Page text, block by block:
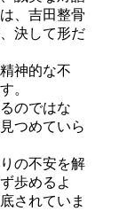
、吉田整骨
決して形だ
神的な不
。
のではな
つめていら
の不安を解
歩めるよ
されていま